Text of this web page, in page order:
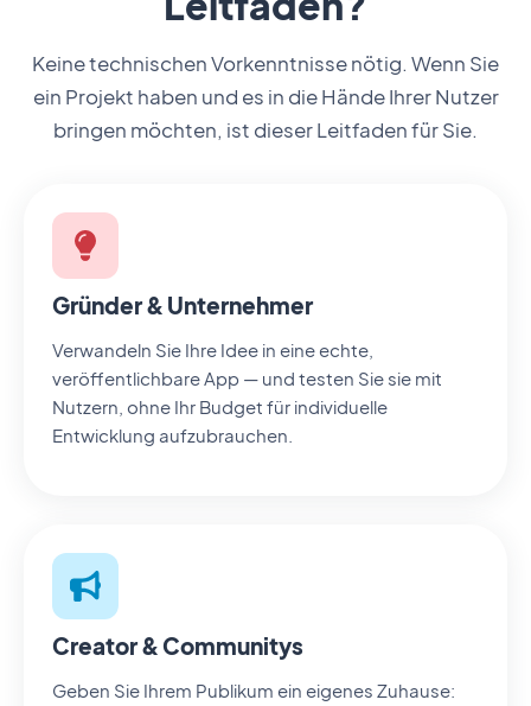
Keine technischen Vorkenntnisse nötig. Wenn Sie
ein Projekt haben und es in die Hände Ihrer Nutzer
bringen möchten, ist dieser Leitfaden für Sie.
Gründer & Unternehmer
Verwandeln Sie Ihre Idee in eine echte,
veröffentlichbare App — und testen Sie sie mit
Nutzern, ohne Ihr Budget für individuelle
Entwicklung aufzubrauchen.
Creator & Communitys
Geben Sie Ihrem Publikum ein eigenes Zuhause: